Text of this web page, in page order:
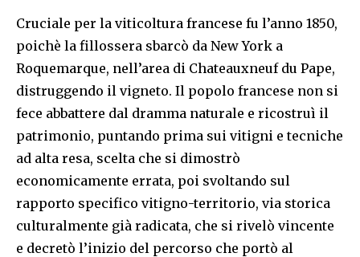
Cruciale per la viticoltura francese fu l’anno 1850,
poichè la fillossera sbarcò da New York a
Roquemarque, nell’area di Chateauxneuf du Pape,
distruggendo il vigneto. Il popolo francese non si
fece abbattere dal dramma naturale e ricostruì il
patrimonio, puntando prima sui vitigni e tecniche
ad alta resa, scelta che si dimostrò
economicamente errata, poi svoltando sul
rapporto specifico vitigno-territorio, via storica
culturalmente già radicata, che si rivelò vincente
e decretò l’inizio del percorso che portò al